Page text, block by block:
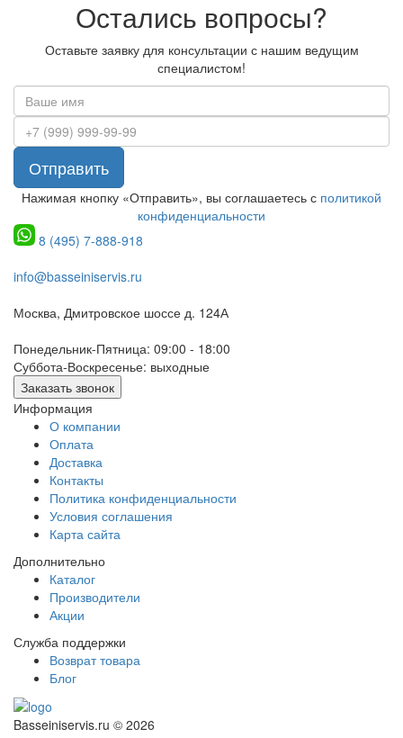
Остались вопросы?
Оставьте заявку для консультации с нашим ведущим
специалистом!
Отправить
Нажимая кнопку «Отправить», вы соглашаетесь с политикой
конфиденциальности
8 (495) 7-888-918
info@basseiniservis.ru
Москва, Дмитровское шоссе д. 124А
Понедельник-Пятница: 09:00 - 18:00
Суббота-Воскресенье: выходные
Заказать звонок
Информация
О компании
Оплата
Доставка
Контакты
Политика конфиденциальности
Условия соглашения
Карта сайта
Дополнительно
Каталог
Производители
Акции
Служба поддержки
Возврат товара
Блог
Basseiniservis.ru © 2026